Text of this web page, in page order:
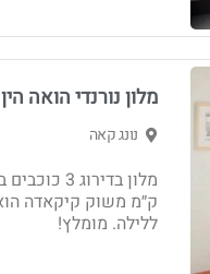
מלון נורנדי הואה הין
נונג קאה
ללילה. מומלץ!